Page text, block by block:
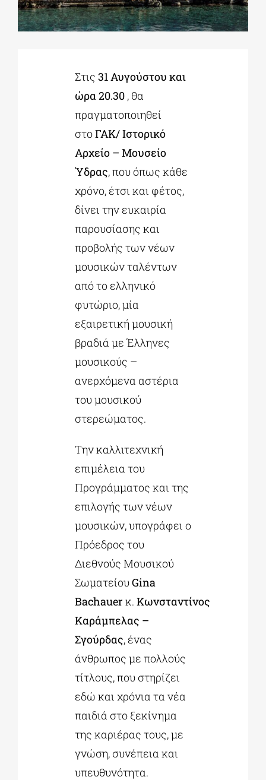
ΕΚΠΑΙΔΕΥΤΙΚΑ ΙΔΡΥΜΑΤΑ
ΠΟΛΙΤΙΣΤΙΚΟΙ ΦΟΡΕΙΣ
Στις 31 Αυγούστου και
ώρα 20.30, θα
πραγματοποιηθεί
στοΓΑΚ/ Ιστορικό
Αρχείο – Μουσείο
Ύδρας, που όπως κάθε
χρόνο, έτσι και φέτος,
δίνει την ευκαιρία
παρουσίασης και
προβολής των νέων
μουσικών ταλέντων
από το ελληνικό
φυτώριο, μία
εξαιρετική μουσική
βραδιά με Έλληνες
μουσικούς –
ανερχόμενα αστέρια
του μουσικού
στερεώματος.
Την καλλιτεχνική
επιμέλεια του
Προγράμματος και της
επιλογής των νέων
μουσικών, υπογράφει ο
Πρόεδρος του
Διεθνούς Μουσικού
ΣωματείουGina
Bachauer κ. Κωνσταντίνος
Καράμπελας –
Σγούρδας, ένας
άνθρωπος με πολλούς
τίτλους, που στηρίζει
εδώ και χρόνια τα νέα
παιδιά στο ξεκίνημα
της καριέρας τους, με
γνώση, συνέπεια και
υπευθυνότητα.